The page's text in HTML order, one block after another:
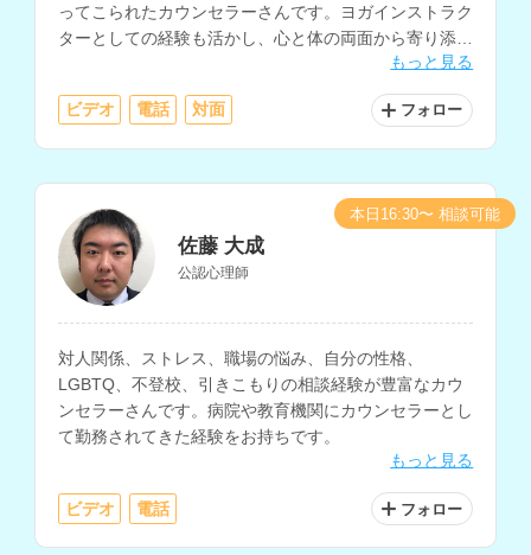
ってこられたカウンセラーさんです。ヨガインストラク
ターとしての経験も活かし、心と体の両面から寄り添っ
もっと見る
ビデオ 電話 対面 フォロー
佐藤 大成
公認心理師
対人関係、ストレス、職場の悩み、自分の性格、
LGBTQ、不登校、引きこもりの相談経験が豊富なカウ
ンセラーさんです。病院や教育機関にカウンセラーとし
て勤務されてきた経験をお持ちです。
もっと見る
ビデオ 電話 フォロー
本日16:30〜 相談可能